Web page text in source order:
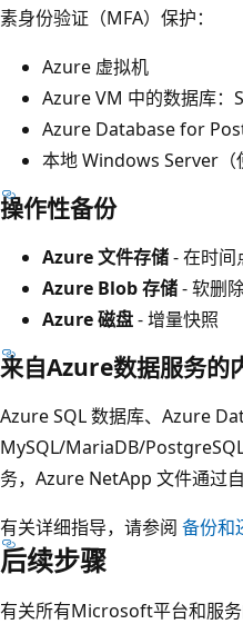
素身份验证（MFA）保护：
Azure 虚拟机
Azure VM 中的数据库：
Azure Database for
本地 Windows Server（
操作性备份
Azure 文件存储- 在时间
Azure Blob 存储- 软删
Azure 磁盘- 增量快照
来自Azure数据服务的
Azure SQL 数据库、Azure
MySQL/MariaDB/
务，Azure NetApp 文件通过
有关详细指导，请参阅 备份和
后续步骤
有关所有Microsoft平台和服